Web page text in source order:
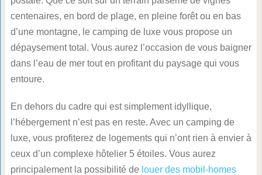
centenaires, en bord de plage, en pleine forêt ou en bas
d’une montagne, le camping de luxe vous propose un
dépaysement total. Vous aurez l’occasion de vous baigner
dans l’eau de mer tout en profitant du paysage qui vous
entoure.
En dehors du cadre qui est simplement idyllique,
l’hébergement n’est pas en reste. Avec un camping de
luxe, vous profiterez de logements qui n’ont rien à envier à
ceux d’un complexe hôtelier 5 étoiles. Vous aurez
principalement la possibilité de louer des mobil-homes